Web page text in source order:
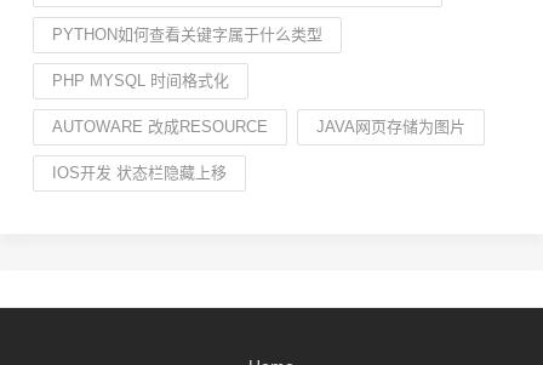
PYTHON如何查看关键字属于什么类型
PHP MYSQL 时间格式化
AUTOWARE 改成RESOURCE JAVA网页存储为图片
IOS开发 状态栏隐藏上移